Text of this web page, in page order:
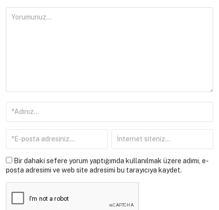
Bir dahaki sefere yorum yaptığımda kullanılmak üzere adımı, e-
posta adresimi ve web site adresimi bu tarayıcıya kaydet.